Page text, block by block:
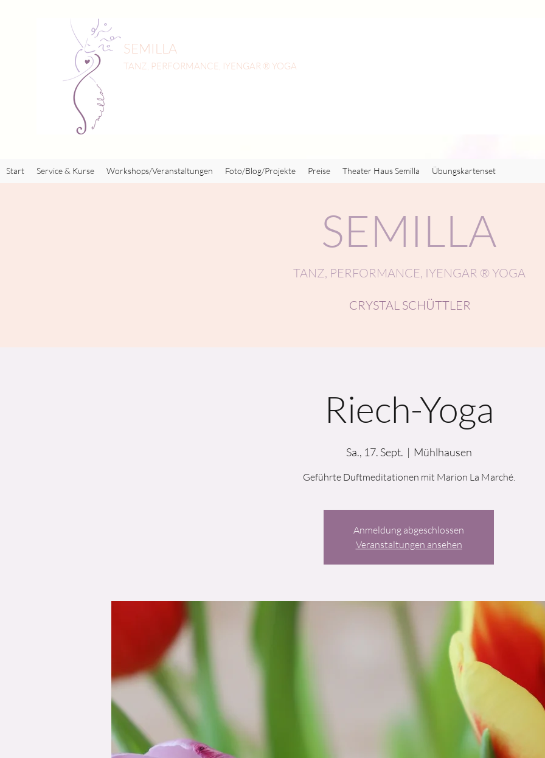
SEMILLA
TANZ, PERFORMANCE, IYENGAR ® YOGA
Start Service & Kurse Workshops/Veranstaltungen Foto/Blog/Projekte Preise Theater Haus Semilla Übungskartenset
Riech-Yoga
Sa., 17. Sept.
  |
Mühlhausen
Geführte Duftmeditationen mit Marion La Marché.
Anmeldung abgeschlossen
Veranstaltungen ansehen
TANZ, PERFORMANCE, IYENGAR ® YOGA
CRYSTAL SCHÜTTLER
SEMILLA